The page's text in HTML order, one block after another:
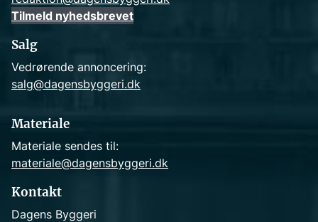
Tilmeld nyhedsbrevet
Salg
Vedrørende annoncering:
salg@dagensbyggeri.dk
Materiale
Materiale sendes til:
materiale@dagensbyggeri.dk
Kontakt
Dagens Byggeri